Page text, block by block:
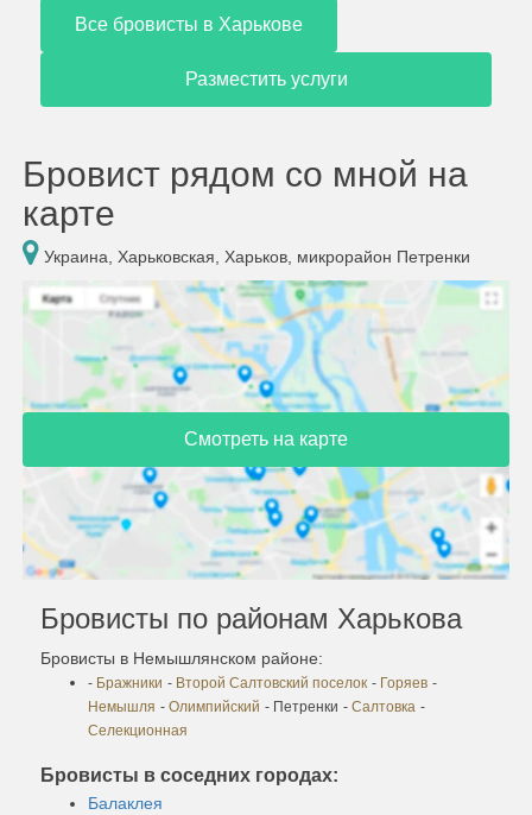
Все бровисты в Харькове
Разместить услуги
Бровист рядом со мной на
карте
Украина, Харьковская, Харьков, микрорайон Петренки
Смотреть на карте
Бровисты по районам Харькова
Бровисты в Немышлянском районе:
- Бражники - Второй Салтовский поселок - Горяев -
Немышля - Олимпийский - Петренки - Салтовка -
Селекционная
Бровисты в соседних городах:
Балаклея